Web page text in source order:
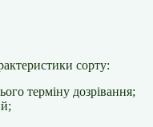
сорту:
терміну дозрівання;